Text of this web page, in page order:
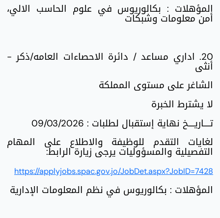
المؤهلات : بكالوريوس في علوم الحاسب الالي،
أمن معلومات وشبكات
20. اداري مساعد / دائرة الاحصاءات العامه/ذكر -
أنثى
الشاغر على مستوى المملكة
لا يشترط الخبرة
تــــاريــــخ نهاية إستقبال لطلبات : 09/03/2026
لغايات التقدم للوظيفة والاطلاع على المهام
التفصيلية والمسؤوليات يرجى زيارة الرابط:
https://applyjobs.spac.gov.jo/JobDet.aspx?JobID=7428
المؤهلات : بكالوريوس في نظم المعلومات الإدارية